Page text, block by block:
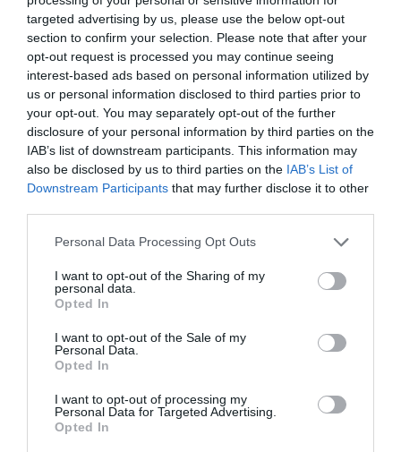
targeted advertising by us, please use the below opt-out
section to confirm your selection. Please note that after your
opt-out request is processed you may continue seeing
interest-based ads based on personal information utilized by
us or personal information disclosed to third parties prior to
your opt-out. You may separately opt-out of the further
disclosure of your personal information by third parties on the
IAB’s list of downstream participants. This information may
also be disclosed by us to third parties on the IAB’s List of
Downstream Participants that may further disclose it to other
Personal Data Processing Opt Outs
I want to opt-out of the Sharing of my
personal data.
Opted In
I want to opt-out of the Sale of my
Personal Data.
Opted In
I want to opt-out of processing my
Personal Data for Targeted Advertising.
Opted In
Την ίδια μέρα με το Δίστομο:Το χωριό –
φάντασμα που έμεινε ανέγγιχτο μετά τη θηριωδία
των Ναζί
Menshouse Team
Τα μάτια του μίσους:Το ανατριχιαστικό βλέμμα
του Γκέμπελς όταν έμαθε ότι ο φωτογράφος